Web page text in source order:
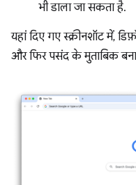
भी डाला जा सकता है.
यहां दिए गए स्क्रीनशॉट में,
और फिर पसंद के मुताबिक